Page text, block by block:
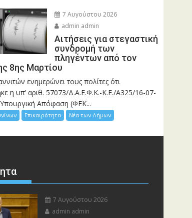
7 Αυγούστου 2026
admin admin
Αιτήσεις για στεγαστική
συνδρομή των
πληγέντων από τον
8ης Μαρτίου
ενημερώνει τους πολίτες ότι
η υπ’ αριθ. 57073/Δ.Α.Ε.Φ.Κ.-Κ.Ε./Α325/16-07-
Απόφαση (ΦΕΚ...
Επικαιρότητα Νέα των Δήμων
7 Αυγούστου 2026
admin admin